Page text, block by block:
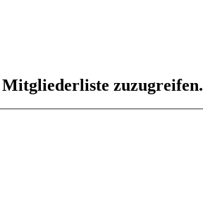
zuzugreifen.